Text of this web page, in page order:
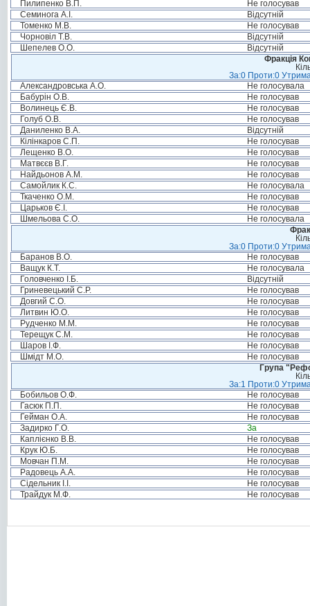
Пилипенко В.П.
Не голосував
Семинога А.І.
Відсутній
Томенко М.В.
Не голосував
Чорновіл Т.В.
Відсутній
Шепелев О.О.
Відсутній
Фракція
За:0 Проти:0
Александровська А.О.
Не голосувала
Бабурін О.В.
Не голосував
Волинець Є.В.
Не голосував
Голуб О.В.
Не голосував
Даниленко В.А.
Відсутній
Кілінкаров С.П.
Не голосував
Лещенко В.О.
Не голосував
Матвєєв В.Г.
Не голосував
Найдьонов А.М.
Не голосував
Самойлик К.С.
Не голосувала
Ткаченко О.М.
Не голосував
Царьков Є.І.
Не голосував
Шмельова С.О.
Не голосувала
За:0 Проти:0
Баранов В.О.
Не голосував
Ващук К.Т.
Не голосувала
Головченко І.Б.
Відсутній
Гриневецький С.Р.
Не голосував
Довгий С.О.
Не голосував
Литвин Ю.О.
Не голосував
Рудченко М.М.
Не голосував
Терещук С.М.
Не голосував
Шаров І.Ф.
Не голосував
Шмідт М.О.
Не голосував
Група
За:1 Проти:0
Бобильов О.Ф.
Не голосував
Гасюк П.П.
Не голосував
Гейман О.А.
Не голосував
Задирко Г.О.
За
Каплієнко В.В.
Не голосував
Крук Ю.Б.
Не голосував
Мовчан П.М.
Не голосував
Радовець А.А.
Не голосував
Сідельник І.І.
Не голосував
Трайдук М.Ф.
Не голосував